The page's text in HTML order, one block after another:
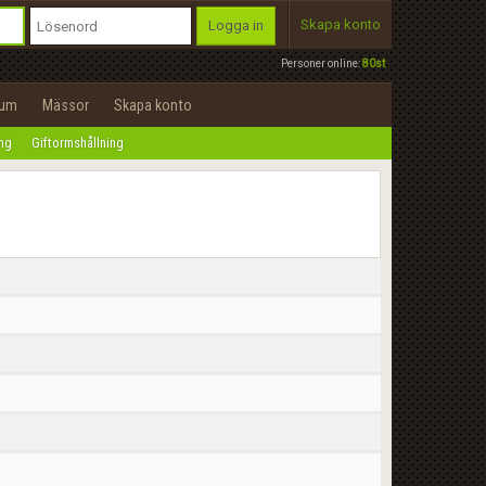
Personer online:80st
Logga in Skapa konto
Mässor Skapa konto
Giftormshållning